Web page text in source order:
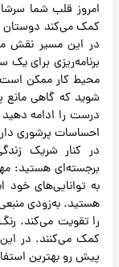
امروز قلب شما
کمک می‌کند دوستان
در این مسیر نقش
برنامه‌ریزی برای یک
محیط کار ممکن است
شوید که گاهی مانع
درست را ادامه دهید
احساسات پرشوری
در کنار شریک
برجسته‌ای هستید:
به توانایی‌های خود
هستید. به‌زودی
را تقویت می‌کند.
کمک می‌کنند. در این
پیش رو بهترین